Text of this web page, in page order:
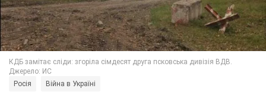
Росія Війна в Україні